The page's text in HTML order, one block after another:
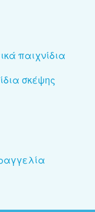
παιχνίδια
σκέψης